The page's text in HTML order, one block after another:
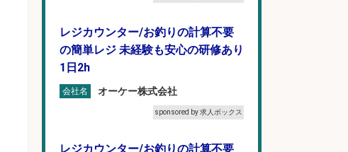
レジカウンター/お釣りの計算不要
の簡単レジ 未経験も安心の研修あり
1日2h
会社名 オーケー株式会社
sponsored by 求人ボックス
レジカウンター/お釣りの計算不要